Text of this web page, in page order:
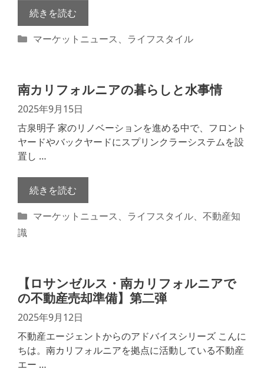
続きを読む
カ
ー
マーケットニュース、 ライフスタイル
南カリフォルニアの暮らしと水事情
2025年9月15日
古泉明子 家のリノベーションを進める中で、フロント
ヤードやバックヤードにスプリンクラーシステムを設
置し …
続きを読む
カ
マーケットニュース、 ライフスタイル、 不動産知
識
【ロサンゼルス・南カリフォルニアで
の不動産売却準備】第二弾
2025年9月12日
不動産エージェントからのアドバイスシリーズ こんに
ちは。南カリフォルニアを拠点に活動している不動産
エー …